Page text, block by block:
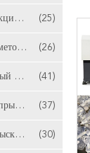
жидкостная машина инжекционного метода литья (25)
Машина инжекционного метода литья силикона (26)
Жидкостный инжекционный метод литья силиконовой резины (41)
Горизонтальная машина впрыски ЛСР отливая в форму (37)
Вертикальная машина впрыски ЛСР отливая в форму (30)